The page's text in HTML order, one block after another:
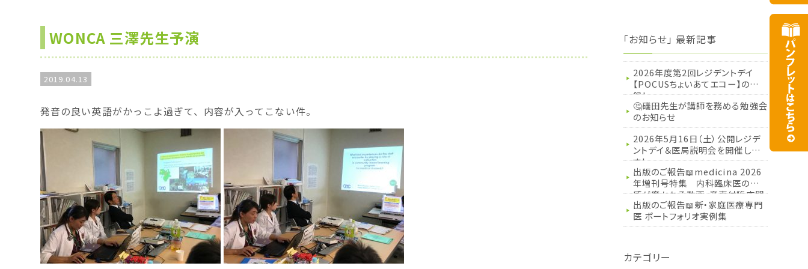
WONCA 三澤先生予演
2019.04.13
発音の良い英語がかっこよ過ぎて、内容が入ってこない件。
「お知らせ」 最新記事
2026年度第2回レジデントデイ
【POCUSちょいあてエコー】の記
録！
🤔礒田先生が講師を務める勉強会
のお知らせ
2026年5月16日（土）公開レジデ
ントデイ＆医局説明会を開催しま
す！
出版のご報告📖medicina 2026
年増刊号特集 内科臨床医の五
感が磨かれる動画・音声付臨床問
題集
出版のご報告📖新・家庭医療専門
医 ポートフォリオ実例集
カテゴリー